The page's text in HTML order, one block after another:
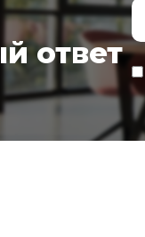
ответ